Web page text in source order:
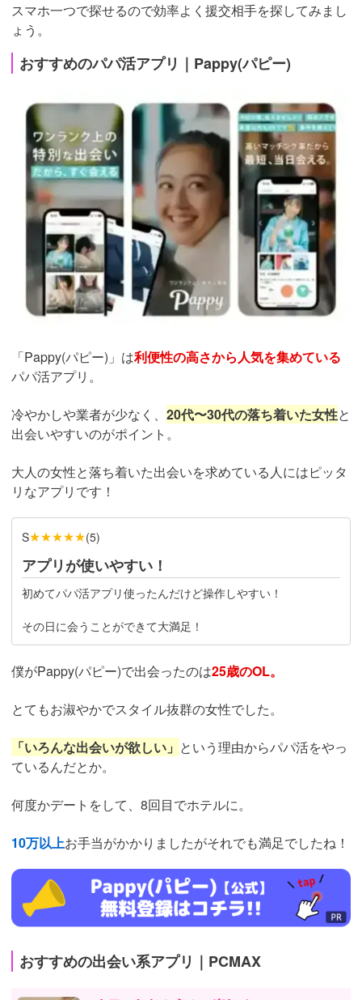
スマホ一つで探せるので効率よく援交相手を探してみまし
ょう。
おすすめのパパ活アプリ｜Pappy(パピー)
「Pappy(パピー)」は利便性の高さから人気を集めている
パパ活アプリ。
冷やかしや業者が少なく、 20代〜30代の落ち着いた女性と
出会いやすいのがポイント。
大人の女性と落ち着いた出会いを求めている人にはピッタ
リなアプリです！
S★★★★★(5)
アプリが使いやすい！
初めてパパ活アプリ使ったんだけど操作しやすい！
その日に会うことができて大満足！
僕がPappy(パピー)で出会ったのは25歳のOL。
とてもお淑やかでスタイル抜群の女性でした。
「いろんな出会いが欲しい」 という理由からパパ活をやっ
ているんだとか。
何度かデートをして、8回目でホテルに。
10万以上お手当がかかりましたがそれでも満足でしたね！
https://fam-
ad.com/ad/p/r?
_site=71705&_article=40407
おすすめの出会い系アプリ｜PCMAX